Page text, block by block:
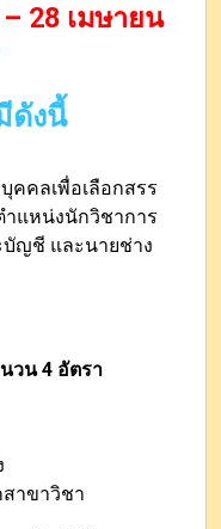
28 เมษายน
ดังนี้
คคลเพื่อเลือกสรร
ำแหน่งนักวิชาการ
บัญชี และนายช่าง
วน 4 อัตรา
าขาวิชา